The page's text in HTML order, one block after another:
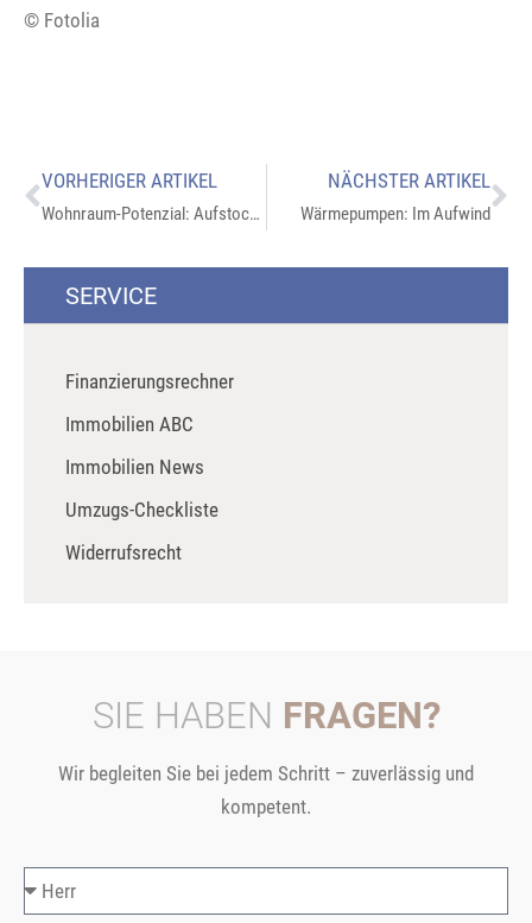
© Fotolia
VORHERIGER ARTIKEL
Wohnraum-Potenzial: Aufstockung mit Holzbauweise
NÄCHSTER ARTIKEL
Wärmepumpen: Im Aufwind
SERVICE
Finanzierungsrechner
Immobilien ABC
Immobilien News
Umzugs-Checkliste
Widerrufsrecht
SIE HABEN FRAGEN?
Wir begleiten Sie bei jedem Schritt – zuverlässig und
kompetent.